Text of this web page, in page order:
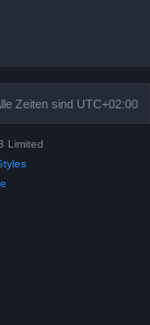
Zeiten sind UTC+02:00
Limited